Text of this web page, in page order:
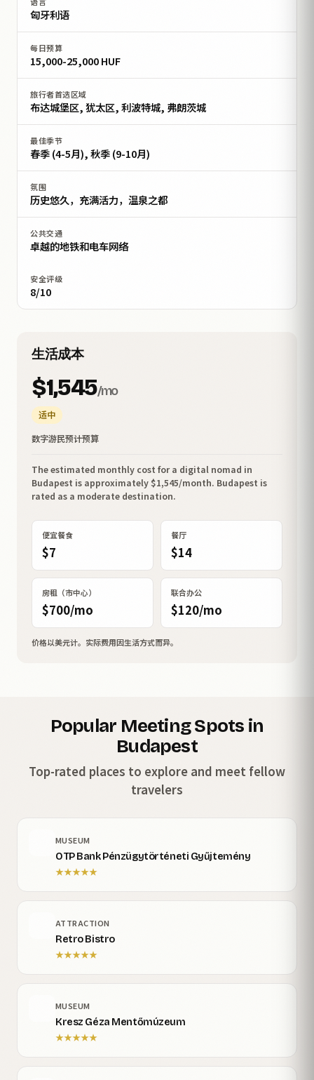
匈牙利语
每日预算
15,000-25,000 HUF
旅行者首选区域
布达城堡区, 犹太区, 利波特城, 弗朗茨城
最佳季节
春季 (4-5月), 秋季 (9-10月)
氛围
历史悠久，充满活力，温泉之都
公共交通
卓越的地铁和电车网络
安全评级
8/10
生活成本
$1,545/mo
适中
数字游民预计预算
The estimated monthly cost for a digital nomad in
Budapest is approximately $1,545/month. Budapest is
rated as a moderate destination.
便宜餐食
$7
餐厅
$14
房租（市中心）
$700/mo
联合办公
$120/mo
价格以美元计。实际费用因生活方式而异。
Popular Meeting Spots in
Budapest
Top-rated places to explore and meet fellow
travelers
MUSEUM
OTP Bank Pénzügytörténeti Gyűjtemény
★★★★★
ATTRACTION
Retro Bistro
★★★★★
MUSEUM
Kresz Géza Mentőmúzeum
★★★★★